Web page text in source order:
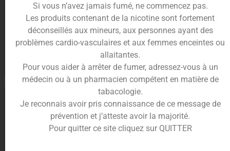
E-liquide Popcorn caramel
50ml – Péché gourmand –
O’Jlab
19.90 € 9.90€
Ajouter au panier
E-liquide Poire caramel 50ml –
19.90€
Ajouter au panier
Si vous n’avez jamais fumé, ne commencez pas.
Les produits contenant de la nicotine sont fortement
déconseillés aux mineurs, aux personnes ayant des
problèmes cardio-vasculaires et aux femmes enceintes ou
allaitantes.
Pour vous aider à arrêter de fumer, adressez-vous à un
médecin ou à un pharmacien compétent en matière de
tabacologie.
Je reconnais avoir pris connaissance de ce message de
prévention et j’atteste avoir la majorité.
Pour quitter ce site cliquez sur QUITTER